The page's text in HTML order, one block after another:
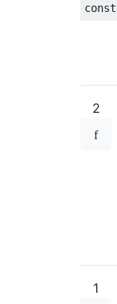
const
2
1